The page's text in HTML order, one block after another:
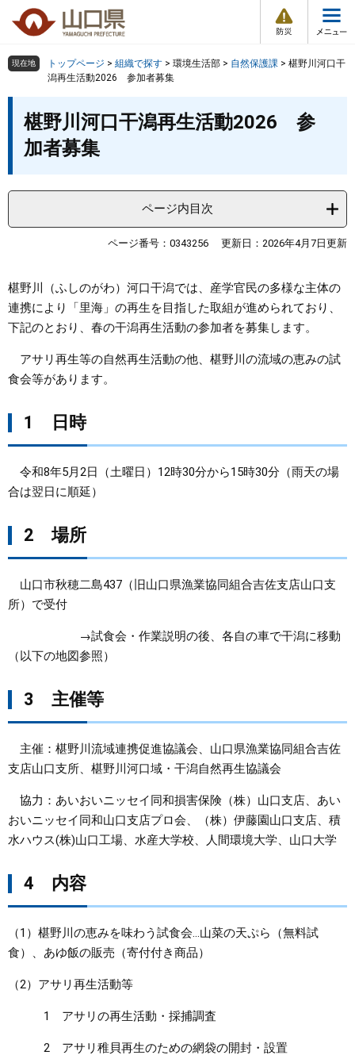
の
頭
ー
飛
情
報
メ
ュ
組織で探す
教育・文化・スポーツ
まちづくり
県政情報
検索の仕方 組織で探す サイトマップで探す
現在地 トップページ > 組織で探す > 環境生活部 > 自然保護課 > 椹野川河口干
潟再生活動2026 参加者募集
椹野川河口干潟再生活動2026 参
加者募集
ページ内目次
ページ番号：0343256 更新日：2026年4月7日更新
椹野川（ふしのがわ）河口干潟では、産学官民の多様な主体の
連携により「里海」の再生を目指した取組が進められており、
下記のとおり、春の干潟再生活動の参加者を募集します。
アサリ再生等の自然再生活動の他、椹野川の流域の恵みの試
食会等があります。
1 日時
令和8年5月2日（土曜日）12時30分から15時30分（雨天の場
合は翌日に順延）
2 場所
山口市秋穂二島437（旧山口県漁業協同組合吉佐支店山口支
所）で受付
→試食会・作業説明の後、各自の車で干潟に移動
（以下の地図参照）
3 主催等
主催：椹野川流域連携促進協議会、山口県漁業協同組合吉佐
支店山口支所、椹野川河口域・干潟自然再生協議会
協力：あいおいニッセイ同和損害保険（株）山口支店、あい
おいニッセイ同和山口支店プロ会、（株）伊藤園山口支店、積
水ハウス(株)山口工場、水産大学校、人間環境大学、山口大学
4 内容
（1）椹野川の恵みを味わう試食会…山菜の天ぷら（無料試
食）、あゆ飯の販売（寄付付き商品）
（2）アサリ再生活動等
1 アサリの再生活動・採捕調査
2 アサリ稚貝再生のための網袋の開封・設置